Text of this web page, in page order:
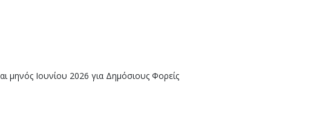
μηνός Ιουνίου 2026 για Δημόσιους Φορείς